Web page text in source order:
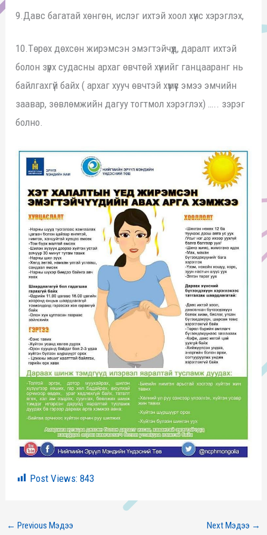
9.Давс багатай хөнгөн, ислэг ихтэй хоол хүнс хэрэглэх,
10.Төрөх дөхсөн жирэмсэн эмэгтэйчүүд, даралт ихтэй
болон зүрх судасны архаг өвчтөй хүнийг ганцааранг нь
байлгахгүй байх ( архаг хууч өвчтэй хүмүүс эмээ эмчийн
заавар, зөвлөмжийн дагуу тогтмол хэрэглэх) ….. зэрэг
болно.
Post Views: 843
← Previous Мэдээ Next Мэдээ →